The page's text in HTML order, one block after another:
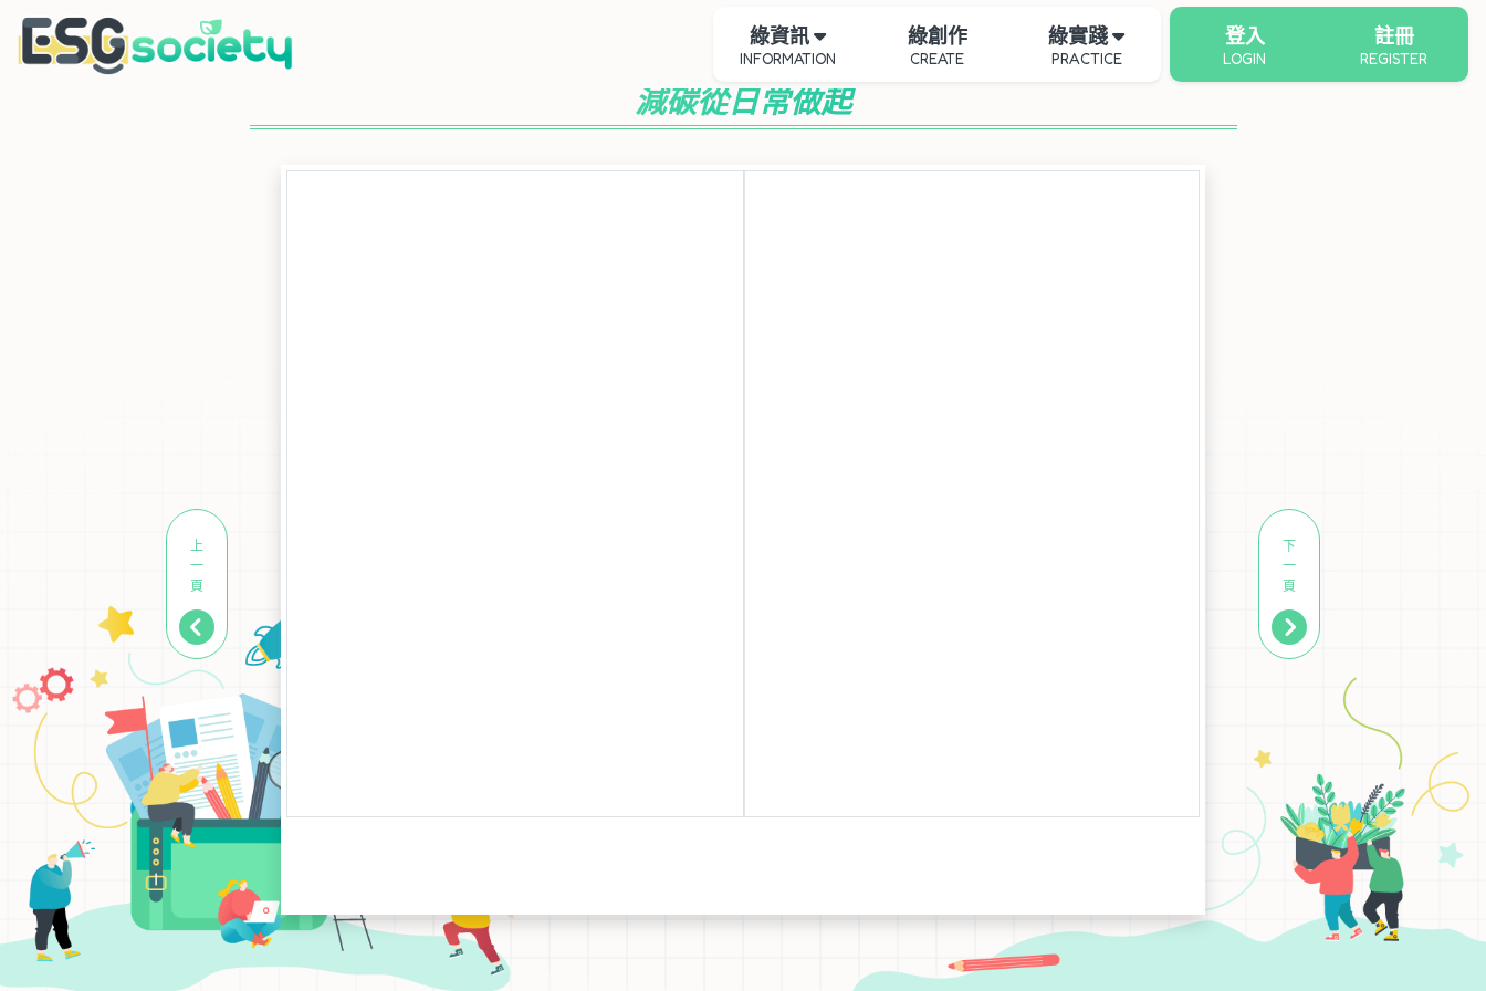
綠資訊
INFORMATION
綠創作
CREATE
綠實踐
PRACTICE
登入
LOGIN
註冊
REGISTER
減碳從日常做起
上
一
頁
下
一
頁